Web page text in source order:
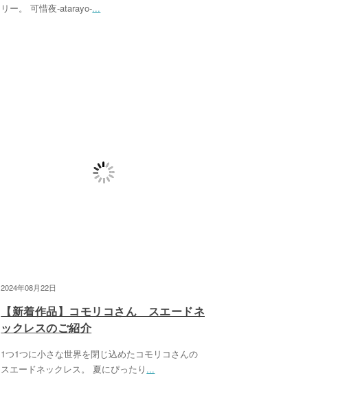
リー。 可惜夜-atarayo-...
2024年08月22日
【新着作品】コモリコさん スエードネ
ックレスのご紹介
1つ1つに小さな世界を閉じ込めたコモリコさんの
スエードネックレス。 夏にぴったり ...